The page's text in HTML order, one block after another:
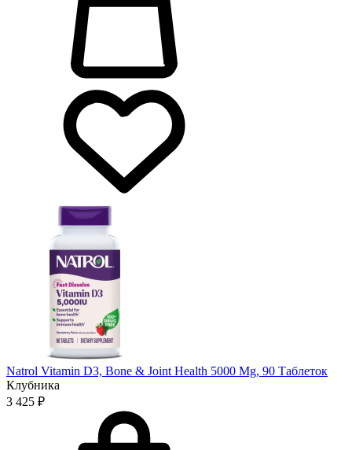
Natrol Vitamin D3, Bone & Joint Health 5000 Mg, 90 Таблеток
Клубника
3 425 ₽